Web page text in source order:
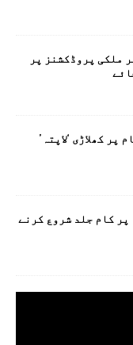
ملکی پروڈکشنز پر
کھلاڑی ‘لاپتہ’
کام جلد شروع کرنے